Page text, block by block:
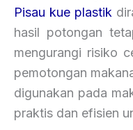
Pisau kue plastik
hasil potongan
mengurangi risiko
pemotongan
digunakan pada
praktis dan efisien